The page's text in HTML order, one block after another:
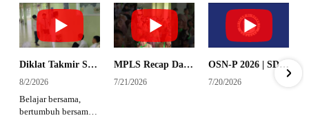
Diklat Takmir SDI Al Azhar 11 Surabaya
8/2/2026
Belajar bersama,
bertumbuh bersama,
MPLS Recap Day 1 - SDI Al Azhar 11 Surabaya
7/21/2026
OSN-P 2026 | SD - 20533043 - SD ISLAM AL AZHAR 11 SURABAYA | IPA
7/20/2026